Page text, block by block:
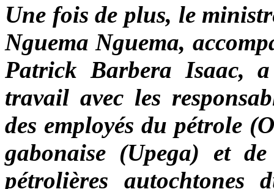
Une fois de plus, le
Nguema Nguema,
Patrick Barbera Isaac,
travail avec les
des employés du pétrole
gabonaise (Upega) et
pétrolières autochtones